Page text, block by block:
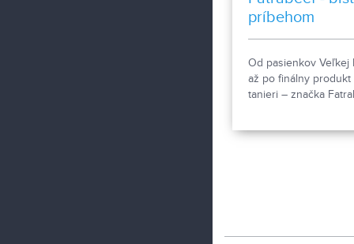
príbehom
Od pasienkov Veľkej
až po finálny produkt
tanieri – značka